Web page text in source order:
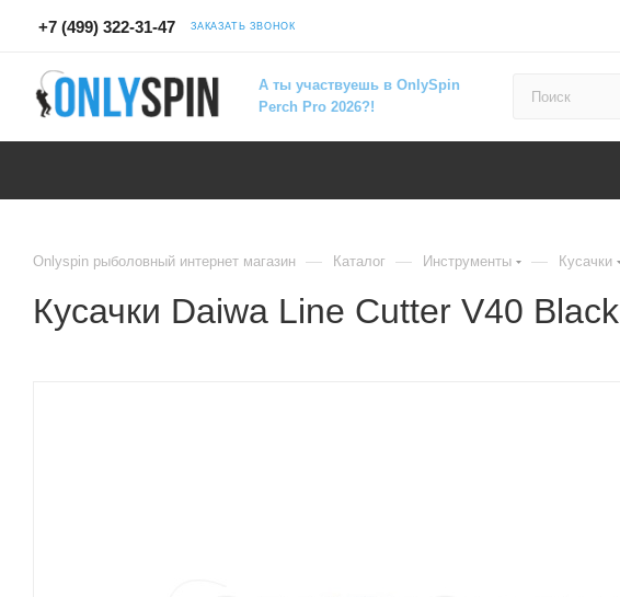
+7 (499) 322-31-47 ЗАКАЗАТЬ ЗВОНОК
А ты участвуешь в OnlySpin
Perch Pro 2026?!
Onlyspin рыболовный интернет магазин — Каталог — Инструменты — Кусачки
Кусачки Daiwa Line Cutter V40 Black